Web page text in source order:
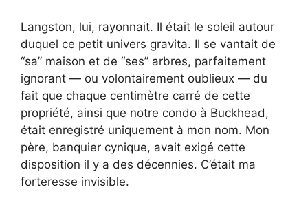
Langston, lui, rayonnait. Il était le soleil autour
duquel ce petit univers gravita. Il se vantait de
“sa” maison et de “ses” arbres, parfaitement
ignorant — ou volontairement oublieux — du
fait que chaque centimètre carré de cette
propriété, ainsi que notre condo à Buckhead,
était enregistré uniquement à mon nom. Mon
père, banquier cynique, avait exigé cette
disposition il y a des décennies. C’était ma
forteresse invisible.